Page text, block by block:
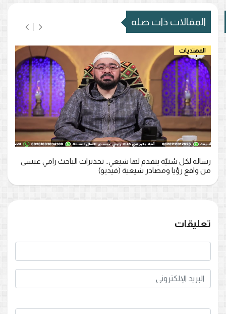
المقالات ذات صله
المهتديات
رسالة لكل سُنيّة يتقدم لها شيعي.. تحذيرات الباحث رامي عيسى
من واقع رؤيا ومصادر شيعية (فيديو)
تعليقات